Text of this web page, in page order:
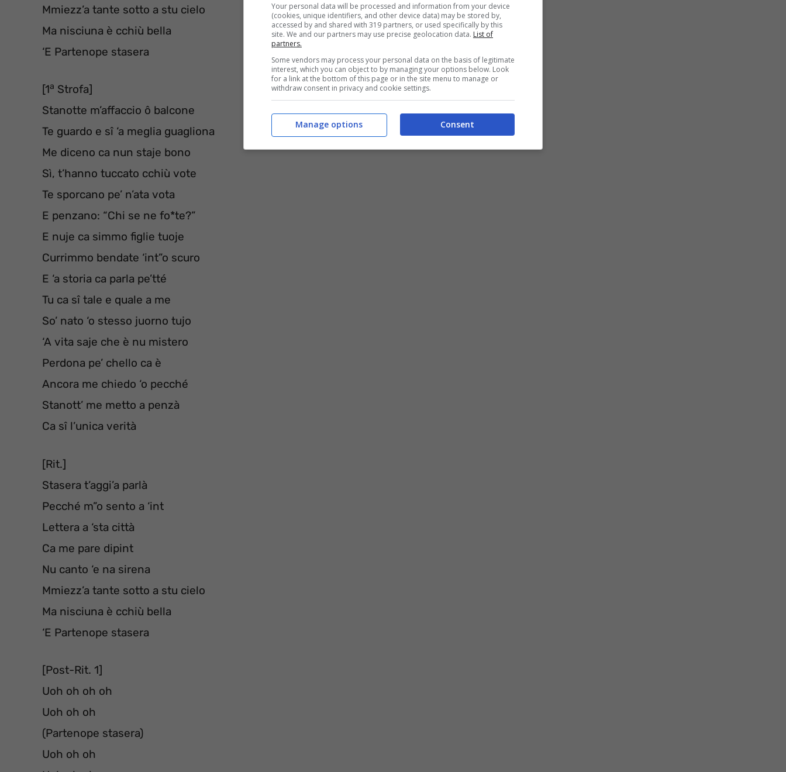
Mmiezz’a tante sotto a stu cielo
Ma nisciuna è cchiù bella
‘E Partenope stasera
[1a Strofa]
Stanotte m’affaccio ô balcone
Te guardo e sî ‘a meglia guagliona
Me diceno ca nun staje bono
Sì, t’hanno tuccato cchiù vote
Te sporcano pe’ n’ata vota
E penzano: “Chi se ne fo*te?”
E nuje ca simmo figlie tuoje
Currimmo bendate ‘int”o scuro
E ‘a storia ca parla pe’tté
Tu ca sî tale e quale a me
So’ nato ‘o stesso juorno tujo
‘A vita saje che è nu mistero
Perdona pe’ chello ca è
Ancora me chiedo ‘o pecché
Stanott’ me metto a penzà
Ca sî l’unica verità
[Rit.]
Stasera t’aggi’a parlà
Pecché m”o sento a ‘int
Lettera a ‘sta città
Ca me pare dipint
Nu canto ‘e na sirena
Mmiezz’a tante sotto a stu cielo
Ma nisciuna è cchiù bella
‘E Partenope stasera
[Post-Rit. 1]
Uoh oh oh oh
Uoh oh oh
(Partenope stasera)
Uoh oh oh
Your personal data will be processed and information from your device
(cookies, unique identifiers, and other device data) may be stored by,
accessed by and shared with 319 partners, or used specifically by this
site. We and our partners may use precise geolocation data. List of
partners.
Some vendors may process your personal data on the basis of legitimate
interest, which you can object to by managing your options below. Look
for a link at the bottom of this page or in the site menu to manage or
withdraw consent in privacy and cookie settings.
Consent
Manage options